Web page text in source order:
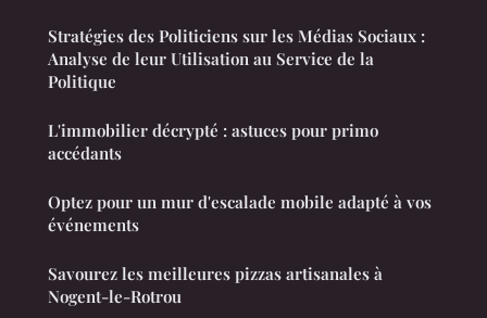
Stratégies des Politiciens sur les Médias Sociaux :
Analyse de leur Utilisation au Service de la
Politique
L'immobilier décrypté : astuces pour primo
accédants
Optez pour un mur d'escalade mobile adapté à vos
événements
Savourez les meilleures pizzas artisanales à
Nogent-le-Rotrou